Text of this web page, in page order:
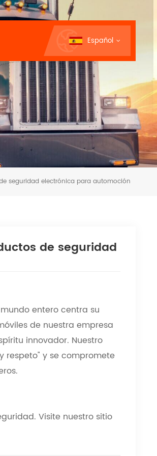
Español
seguridad electrónica para automoción
de seguridad
entero centra su
de nuestra empresa
innovador. Nuestro
respeto" y se compromete
Visite nuestro sitio